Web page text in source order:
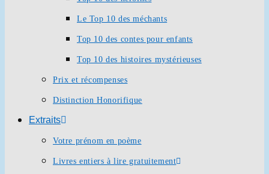
Le Top 10 des méchants
Top 10 des contes pour enfants
Top 10 des histoires mystérieuses
Prix et récompenses
Distinction Honorifique
Extraits
Votre prénom en poème
Livres entiers à lire gratuitement